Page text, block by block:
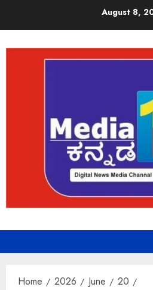
August 8,
Home 2026 June
20